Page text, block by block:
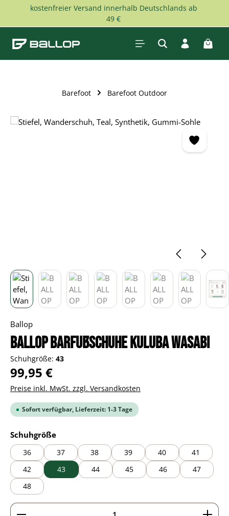
Zum Hauptinhalt springen
kostenfreier Versand innerhalb Deutschlands ab
49 €
Barefoot Barefoot Outdoor
Bildergalerie überspringen
Ballop
BALLOP Barfußschuhe Kuluba wasabi
Schuhgröße: 43
Regulärer Preis:
99,95 €
Preise inkl. MwSt. zzgl. Versandkosten
Sofort verfügbar, Lieferzeit: 1-3 Tage
Schuhgrößeauswählen
36 37 38 39 40
41
42
43 44 45 46
47
48
Produkt Anzahl: Gib den gewünschten Wert ein